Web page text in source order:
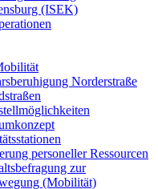
(ISEK)
Norderstraße
personeller Ressourcen
zur
(Mobilität)